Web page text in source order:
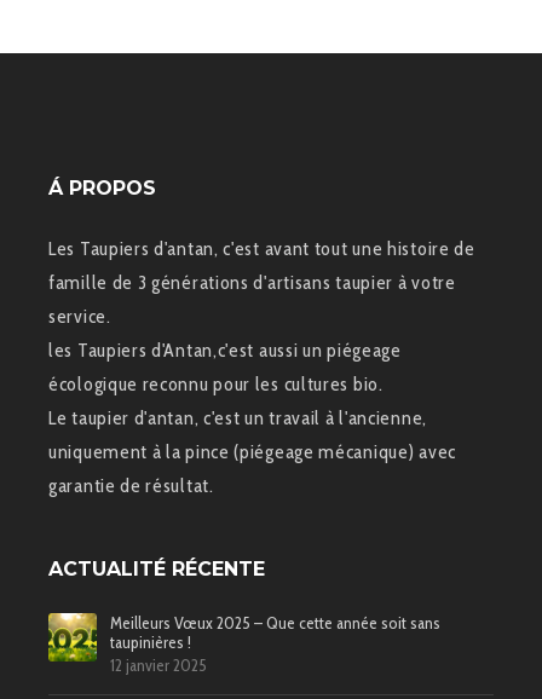
Á PROPOS
Les Taupiers d'antan, c'est avant tout une histoire de
famille de 3 générations d'artisans taupier à votre
service.
les Taupiers d'Antan,c'est aussi un piégeage
écologique reconnu pour les cultures bio.
Le taupier d'antan, c'est un travail à l'ancienne,
uniquement à la pince (piégeage mécanique) avec
garantie de résultat.
ACTUALITÉ RÉCENTE
Meilleurs Vœux 2025 – Que cette année soit sans
taupinières !
12 janvier 2025